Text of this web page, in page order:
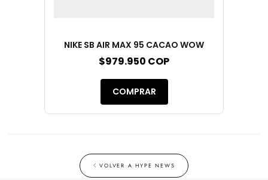
NIKE SB AIR MAX 95 CACAO WOW
$979.950 COP
COMPRAR
VOLVER A HYPE NEWS